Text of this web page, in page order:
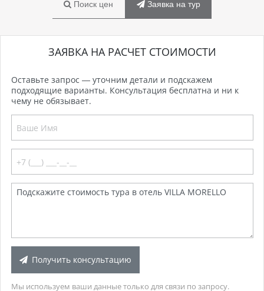
Поиск цен Заявка на тур
ЗАЯВКА НА РАСЧЕТ СТОИМОСТИ
Оставьте запрос — уточним детали и подскажем
подходящие варианты. Консультация бесплатна и ни к
чему не обязывает.
Получить консультацию
Мы используем ваши данные только для связи по запросу.